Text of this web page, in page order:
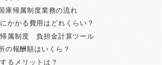
庫帰属制度業務の流れ
かかる費用はどれくらい？
属制度 負担金計算ツール
の報酬額はいくら？
るメリットは？